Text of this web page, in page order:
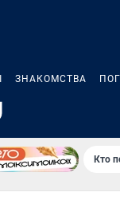
ЗНАКОМСТВА
Кто